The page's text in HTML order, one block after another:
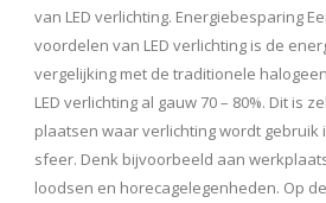
van LED verlichting. Energiebesparing
voordelen van LED verlichting is de
vergelijking met de traditionele
LED verlichting al gauw 70 – 80%. Dit is
plaatsen waar verlichting wordt
sfeer. Denk bijvoorbeeld aan
loodsen en horecagelegenheden. Op